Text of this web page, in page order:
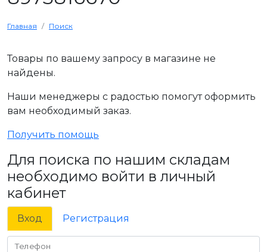
Главная Поиск
Товары по вашему запросу в магазине не
найдены.
Наши менеджеры с радостью помогут оформить
вам необходимый заказ.
Получить помощь
Для поиска по нашим складам
необходимо войти в личный
кабинет
Вход Регистрация
Телефон